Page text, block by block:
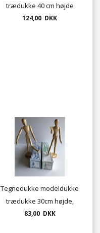
trædukke 40 cm højde
124,00 DKK
Tegnedukke modeldukke
trædukke 30cm højde,
lakeret
83,00 DKK